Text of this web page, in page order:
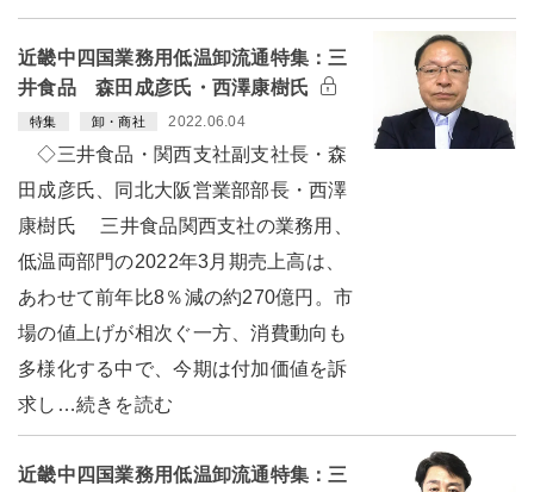
近畿中四国業務用低温卸流通特集：三
井食品 森田成彦氏・西澤康樹氏
特集 卸・商社 2022.06.04
◇三井食品・関西支社副支社長・森
田成彦氏、同北大阪営業部部長・西澤
康樹氏 三井食品関西支社の業務用、
低温両部門の2022年3月期売上高は、
あわせて前年比8％減の約270億円。市
場の値上げが相次ぐ一方、消費動向も
多様化する中で、今期は付加価値を訴
求し…続きを読む
近畿中四国業務用低温卸流通特集：三